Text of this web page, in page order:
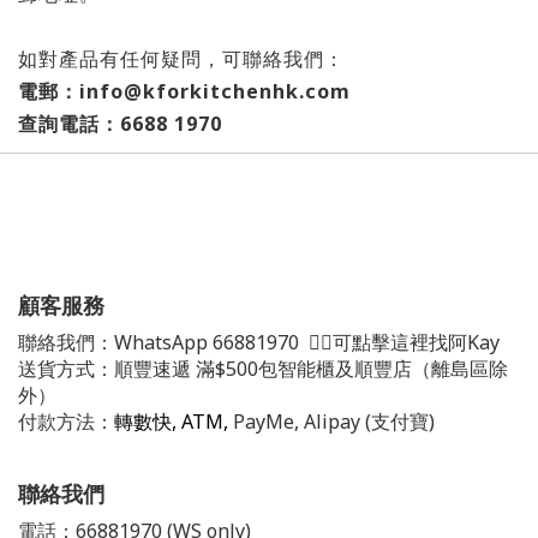
如對產品有任何疑問，可聯絡我們：
電郵：info@kforkitchenhk.com
查詢電話：6688 1970
顧客服務
聯絡我們： WhatsApp 66881970 👈🏻可點擊這裡找阿Kay
送貨方式：順豐速遞 滿$500包智能櫃及順豐店（離島區除
外）
付款方法： 轉數快, ATM, PayMe, Alipay (支付寶)
聯絡我們
電話：66881970 (WS only)